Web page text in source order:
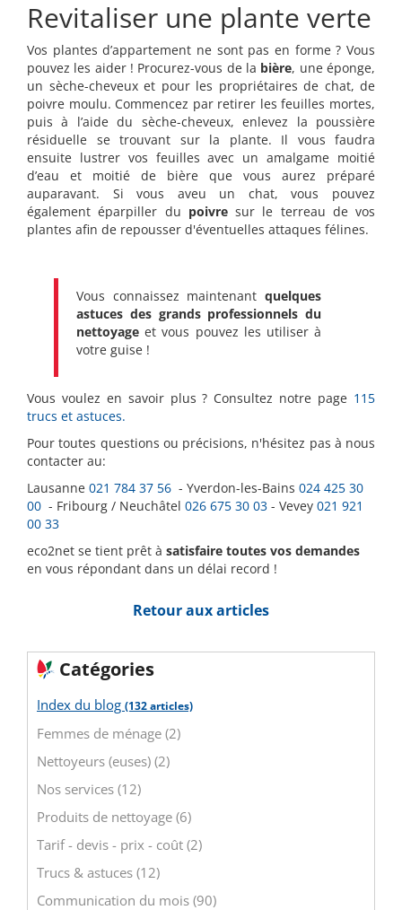
Revitaliser une plante verte
Vos plantes d’appartement ne sont pas en forme ? Vous
pouvez les aider ! Procurez-vous de la bière, une éponge,
un sèche-cheveux et pour les propriétaires de chat, de
poivre moulu. Commencez par retirer les feuilles mortes,
puis à l’aide du sèche-cheveux, enlevez la poussière
résiduelle se trouvant sur la plante. Il vous faudra
ensuite lustrer vos feuilles avec un amalgame moitié
d’eau et moitié de bière que vous aurez préparé
auparavant. Si vous aveu un chat, vous pouvez
également éparpiller du poivre sur le terreau de vos
plantes afin de repousser d'éventuelles attaques félines.
Vous connaissez maintenant quelques
astuces des grands professionnels du
nettoyage et vous pouvez les utiliser à
votre guise !
Vous voulez en savoir plus ? Consultez notre page 115
trucs et astuces.
Pour toutes questions ou précisions, n'hésitez pas à nous
contacter au:
Lausanne 021 784 37 56 - Yverdon-les-Bains 024 425 30
00 - Fribourg / Neuchâtel 026 675 30 03 - Vevey 021 921
00 33
eco2net se tient prêt à satisfaire toutes vos demandes
en vous répondant dans un délai record !
Retour aux articles
Catégories
Index du blog (132 articles)
Femmes de ménage (2)
Nettoyeurs (euses) (2)
Nos services (12)
Produits de nettoyage (6)
Tarif - devis - prix - coût (2)
Trucs & astuces (12)
Communication du mois (90)